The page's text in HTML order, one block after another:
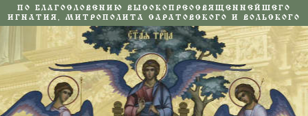
ПО БЛАГОСЛОВЕНИЮ ВЫСОКОПРЕОСВЯЩЕННЕЙШЕГО
ИГНАТИЯ, МИТРОПОЛИТА САРАТОВСКОГО И ВОЛЬСКОГО